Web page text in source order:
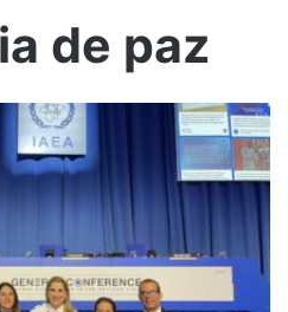
de paz